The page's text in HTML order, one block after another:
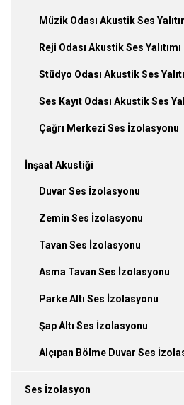
Müzik Odası Akustik Ses
Reji Odası Akustik Ses Yalıtımı
Stüdyo Odası Akustik Ses
Ses Kayıt Odası Akustik Ses
Çağrı Merkezi Ses İzolasyonu
İnşaat Akustiği
Duvar Ses İzolasyonu
Zemin Ses İzolasyonu
Tavan Ses İzolasyonu
Asma Tavan Ses İzolasyonu
Parke Altı Ses İzolasyonu
Şap Altı Ses İzolasyonu
Alçıpan Bölme Duvar Ses
Ses İzolasyon